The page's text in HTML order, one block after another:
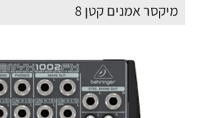
מיקסר אמנים קטן 8